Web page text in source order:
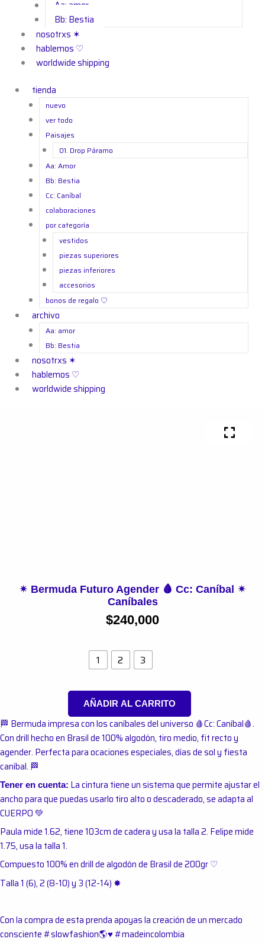
Aa: amor
Bb: Bestia
nosotrxs ✶
hablemos ♡
worldwide shipping
tienda
nuevo
ver todo
Paisajes
01. Drop Páramo
Aa: Amor
Bb: Bestia
Cc: Caníbal
colaboraciones
por categoría
vestidos
piezas superiores
piezas inferiores
accesorios
bonos de regalo ㅤ♡
archivo
Aa: amor
Bb: Bestia
nosotrxs ✶
hablemos ♡
worldwide shipping
✴︎ Bermuda Futuro Agender 🩸 Cc: Caníbal ✴︎
Caníbales
$240,000
1 2 3
AÑADIR AL CARRITO
🏁 Bermuda impresa con los caníbales del universo 🩸Cc: Caníbal🩸.
Con drill hecho en Brasil de 100% algodón, tiro medio, fit recto y
agender. Perfecta para ocaciones especiales, días de sol y fiesta
caníbal. 🏁
Tener en cuenta: La cintura tiene un sistema que permite ajustar el
ancho para que puedas usarlo tiro alto o descaderado, se adapta al
CUERPO 💚
Paula mide 1.62, tiene 103cm de cadera y usa la talla 2. Felipe mide
1.75, usa la talla 1.
Compuesto 100% en drill de algodón de Brasil de 200gr ♡
Talla 1 (6), 2 (8-10) y 3 (12-14) ✸
Con la compra de esta prenda apoyas la creación de un mercado
consciente #slowfashion🌎♥︎#madeincolombia